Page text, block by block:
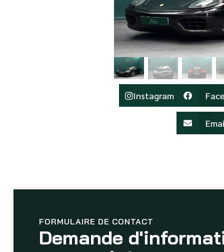
Instagram
FORMULAIRE DE CONTACT
Demande